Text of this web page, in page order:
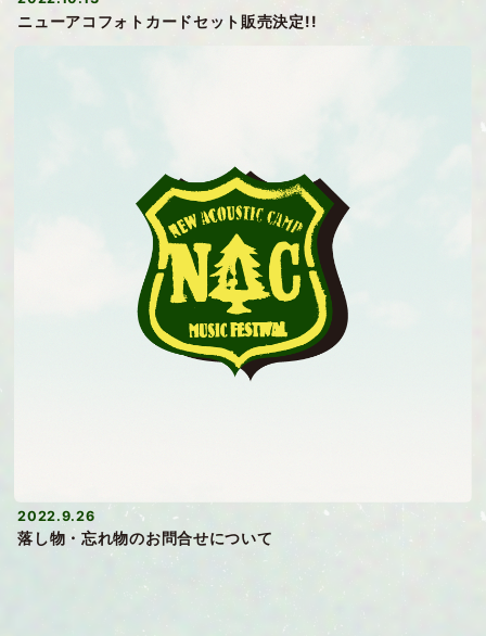
ニューアコフォトカードセット販売決定!!
2022.9.26
落し物・忘れ物のお問合せについて